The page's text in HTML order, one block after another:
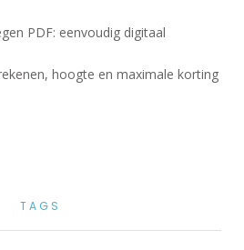
PDF: eenvoudig digitaal
hoogte en maximale korting
TAGS